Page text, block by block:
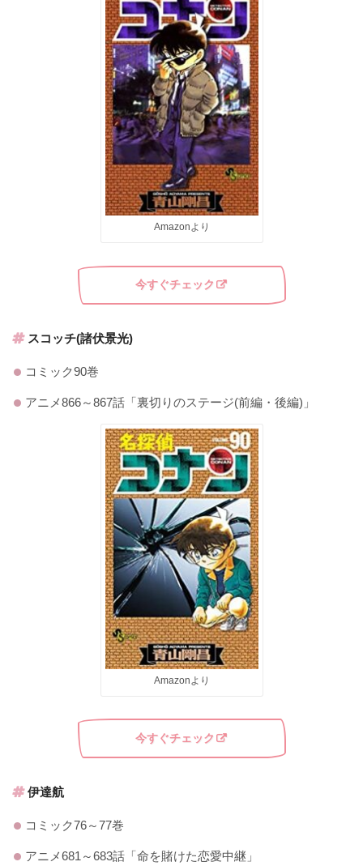
Amazonより
今すぐチェック
スコッチ(諸伏景光)
コミック90巻
アニメ866～867話「裏切りのステージ(前編・後編)」
Amazonより
今すぐチェック
伊達航
コミック76～77巻
アニメ681～683話「命を賭けた恋愛中継」